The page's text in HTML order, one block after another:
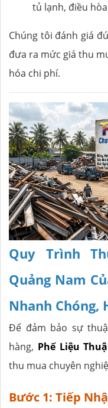
tủ lạnh, điều
Chúng tôi đánh giá
đưa ra mức giá thu
hóa chi phí.
Quy Trình
Quảng Nam
Nhanh Chóng,
Để đảm bảo sự
hàng, Phế Liệu
thu mua chuyên
Bước 1: Tiếp